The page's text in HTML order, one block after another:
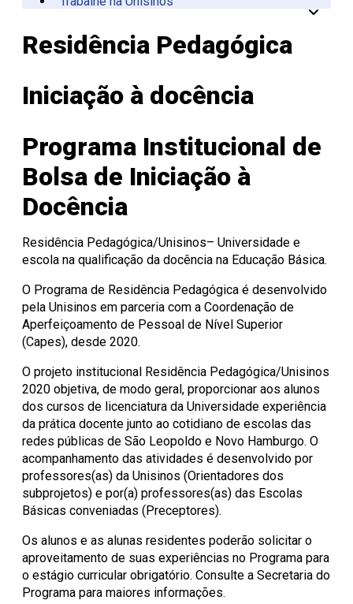
Porto Alegre
São Leopoldo
Educação a Distância
Informática
Editora Unisinos
Fundação Urbano
Consulta Lista de
Diplomas
Docência
PIBID
Pedagógica
Editais
Pedagógica
Apresentação
Comissão
Animais
Comitê
Pesquisa
Apresentação
ISO 14001
Relatórios e
Certificações
Ambiental
Procedimentos
Instruções
operacionais
Residência Pedagógica
Iniciação à docência
Programa Institucional de
Bolsa de Iniciação à
Docência
Residência Pedagógica/Unisinos– Universidade e
escola na qualificação da docência na Educação Básica.
O Programa de Residência Pedagógica é desenvolvido
pela Unisinos em parceria com a Coordenação de
Aperfeiçoamento de Pessoal de Nível Superior
(Capes), desde 2020.
O projeto institucional Residência Pedagógica/Unisinos
2020 objetiva, de modo geral, proporcionar aos alunos
dos cursos de licenciatura da Universidade experiência
da prática docente junto ao cotidiano de escolas das
redes públicas de São Leopoldo e Novo Hamburgo. O
acompanhamento das atividades é desenvolvido por
professores(as) da Unisinos (Orientadores dos
subprojetos) e por(a) professores(as) das Escolas
Básicas conveniadas (Preceptores).
Os alunos e as alunas residentes poderão solicitar o
aproveitamento de suas experiências no Programa para
o estágio curricular obrigatório. Consulte a Secretaria do
Programa para maiores informações.